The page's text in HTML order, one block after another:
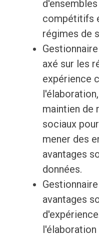
compétitifs
régimes de
axé sur les
expérience
maintien de
sociaux
mener des
avantages
données.
avantages